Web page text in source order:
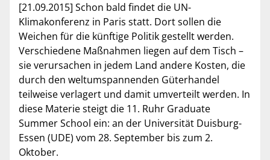
[21.09.2015] Schon bald findet die UN-
Klimakonferenz in Paris statt. Dort sollen die
Weichen für die künftige Politik gestellt werden.
Verschiedene Maßnahmen liegen auf dem Tisch –
sie verursachen in jedem Land andere Kosten, die
durch den weltumspannenden Güterhandel
teilweise verlagert und damit umverteilt werden. In
diese Materie steigt die 11. Ruhr Graduate
Summer School ein: an der Universität Duisburg-
Essen (UDE) vom 28. September bis zum 2.
Oktober.